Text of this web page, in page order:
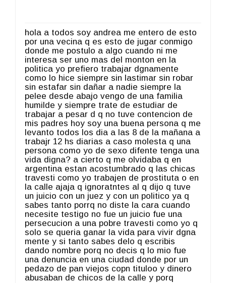
hola a todos soy andrea me entero de esto
por una vecina q es esto de jugar conmigo
donde me postulo a algo cuando ni me
interesa ser uno mas del monton en la
politica yo prefiero trabajar dgnamente
como lo hice siempre sin lastimar sin robar
sin estafar sin dañar a nadie siempre la
pelee desde abajo vengo de una familia
humilde y siempre trate de estudiar de
trabajar a pesar d q no tuve contencion de
mis padres hoy soy una buena persona q me
levanto todos los dia a las 8 de la mañana a
trabajr 12 hs diarias a caso molesta q una
persona como yo de sexo difente tenga una
vida digna? a cierto q me olvidaba q en
argentina estan acostumbrado q las chicas
travesti como yo trabajen de prostituta o en
la calle ajaja q ignoratntes al q dijo q tuve
un juicio con un juez y con un politico ya q
sabes tanto porrq no diste la cara cuando
necesite testigo no fue un juicio fue una
persecucion a una pobre travesti como yo q
solo se queria ganar la vida para vivir dgna
mente y si tanto sabes delo q escribis
dando nombre porq no decis q lo mio fue
una denuncia en una ciudad donde por un
pedazo de pan viejos copn tituloo y dinero
abusaban de chicos de la calle y porq